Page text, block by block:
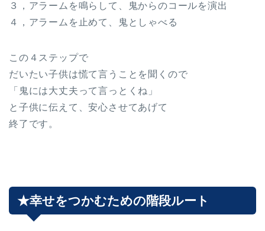
３，アラームを鳴らして、鬼からのコールを演出
４，アラームを止めて、鬼としゃべる
この４ステップで
だいたい子供は慌て言うことを聞くので
「鬼には大丈夫って言っとくね」
と子供に伝えて、安心させてあげて
終了です。
★幸せをつかむための階段ルート